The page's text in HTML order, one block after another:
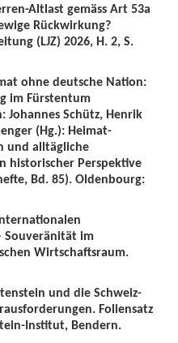
Altlast gemäss Art 53a
Rückwirkung?
(LJZ) 2026, H. 2, S.
ohne deutsche Nation:
im Fürstentum
Johannes Schütz, Henrik
(Hg.): Heimat-
und alltägliche
historischer Perspektive
Bd. 85). Oldenbourg:
Souveränität im
Wirtschaftsraum.
und die Schweiz-
Foliensatz
Institut, Bendern.